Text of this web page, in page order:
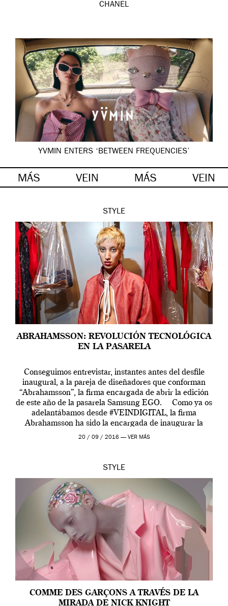
CHANEL
YVMIN ENTERS ‘BETWEEN FREQUENCIES’
MÁS VEIN MÁS VEIN
STYLE
ABRAHAMSSON: REVOLUCIÓN TECNOLÓGICA
EN LA PASARELA
Conseguimos entrevistar, instantes antes del desfile
inaugural, a la pareja de diseñadores que conforman
“Abrahamsson”, la firma encargada de abrir la edición
de este año de la pasarela Samsung EGO. Como ya os
adelantábamos desde #VEINDIGITAL, la firma
Abrahamsson ha sido la encargada de inaugurar la
edición de este año de EGO, la […]
20 / 09 / 2016 — VER MÁS
STYLE
COMME DES GARÇONS A TRAVÉS DE LA
MIRADA DE NICK KNIGHT